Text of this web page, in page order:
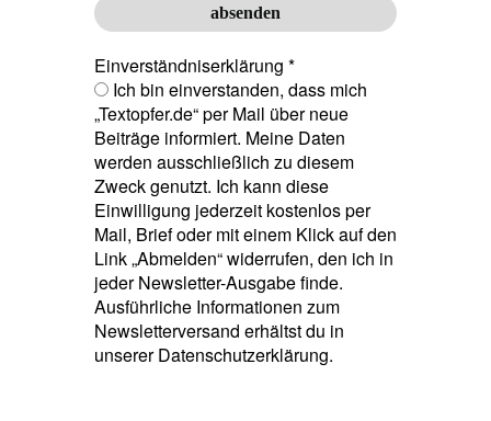
Einverständniserklärung *
Ich bin einverstanden, dass mich
„Textopfer.de“ per Mail über neue
Beiträge informiert. Meine Daten
werden ausschließlich zu diesem
Zweck genutzt. Ich kann diese
Einwilligung jederzeit kostenlos per
Mail, Brief oder mit einem Klick auf den
Link „Abmelden“ widerrufen, den ich in
jeder Newsletter-Ausgabe finde.
Ausführliche Informationen zum
Newsletterversand erhältst du in
unserer Datenschutzerklärung.